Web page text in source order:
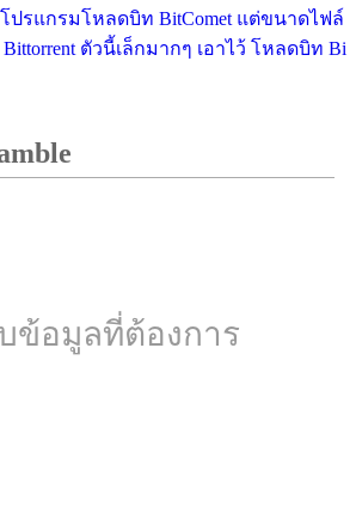
ปรแกรมโหลดบิท BitComet แต่ขนาดไฟล์
ตัวนี้เล็กมากๆ เอาไว้ โหลดบิท Bi
ข้อมูลที่ต้องการ